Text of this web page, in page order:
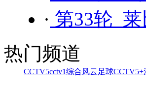
· 第33轮
热门频道
CCTV5cctv1综合风云足球CCTV5+